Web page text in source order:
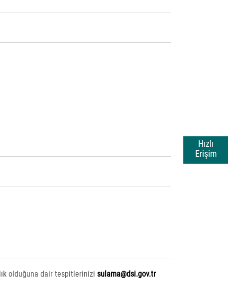
Hızlı
Erişim
olduğuna dair tespitlerinizi sulama@dsi.gov.tr